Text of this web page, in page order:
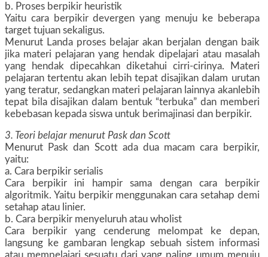
b. Proses berpikir heuristik
Yaitu cara berpikir devergen yang menuju ke beberapa
target tujuan sekaligus.
Menurut Landa proses belajar akan berjalan dengan baik
jika materi pelajaran yang hendak dipelajari atau masalah
yang hendak dipecahkan diketahui cirri-cirinya. Materi
pelajaran tertentu akan lebih tepat disajikan dalam urutan
yang teratur, sedangkan materi pelajaran lainnya akanlebih
tepat bila disajikan dalam bentuk “terbuka” dan memberi
kebebasan kepada siswa untuk berimajinasi dan berpikir.
3. Teori belajar menurut Pask dan Scott
Menurut Pask dan Scott ada dua macam cara berpikir,
yaitu:
a. Cara berpikir serialis
Cara berpikir ini hampir sama dengan cara berpikir
algoritmik. Yaitu berpikir menggunakan cara setahap demi
setahap atau linier.
b. Cara berpikir menyeluruh atau wholist
Cara berpikir yang cenderung melompat ke depan,
langsung ke gambaran lengkap sebuah sistem informasi
atau mempelajari sesuatu dari yang paling umum menuju